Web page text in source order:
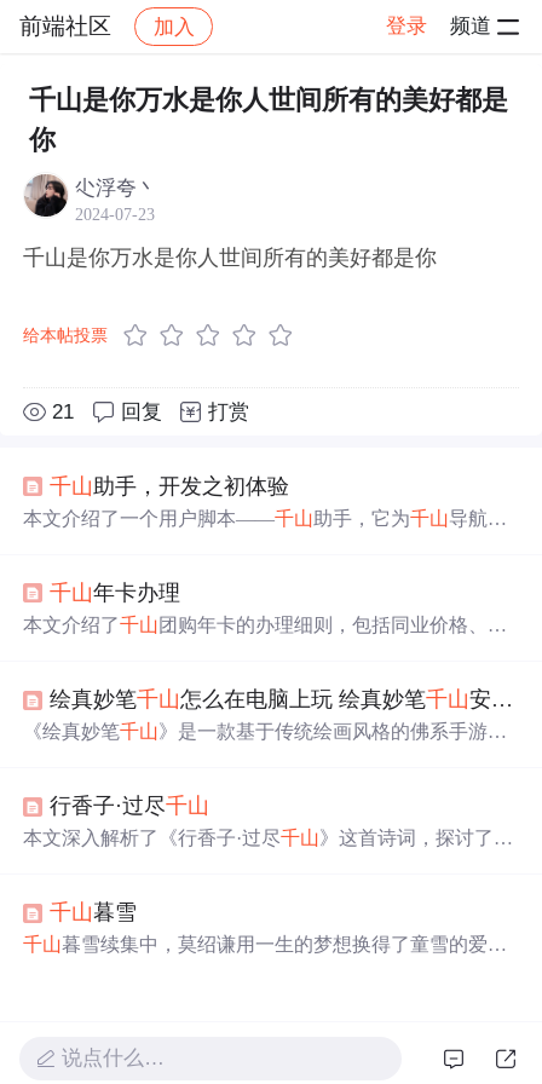
前端社区 加入 登录 频道
社区 前端社区 感慨 帖子详情
千山是你万水是你人世间所有的美好都是
你
尐浮夸丶
2024-07-23
千山是你万水是你人世间所有的美好都是你
给本帖投票
21 回复 打赏
千山 助手，开发之初体验
本文介绍了一个用户脚本——千山助手，它为千山导航站
整，成功提升了用户体验。
千山年卡办理
本文介绍了千山团购年卡的办理细则，包括同业价格、提
游客、70 周岁以上老人等。
绘真妙笔千山怎么在电脑上玩 绘真妙笔千山安卓模拟器教程
《绘真妙笔千山》是一款基于传统绘画风格的佛系手游，
脑配置至少4G内存以避免卡顿。
行香子·过尽千山
本文深入解析了《行香子·过尽千山》这首诗词，探讨了其
千山暮雪
千山暮雪续集中，莫绍谦用一生的梦想换得了童雪的爱，
同编织了一段关于爱情、责任与家庭的复杂纠葛。最终，
通过一系列转折与和解，这对恋人实现了完美的大结局。
说点什么…